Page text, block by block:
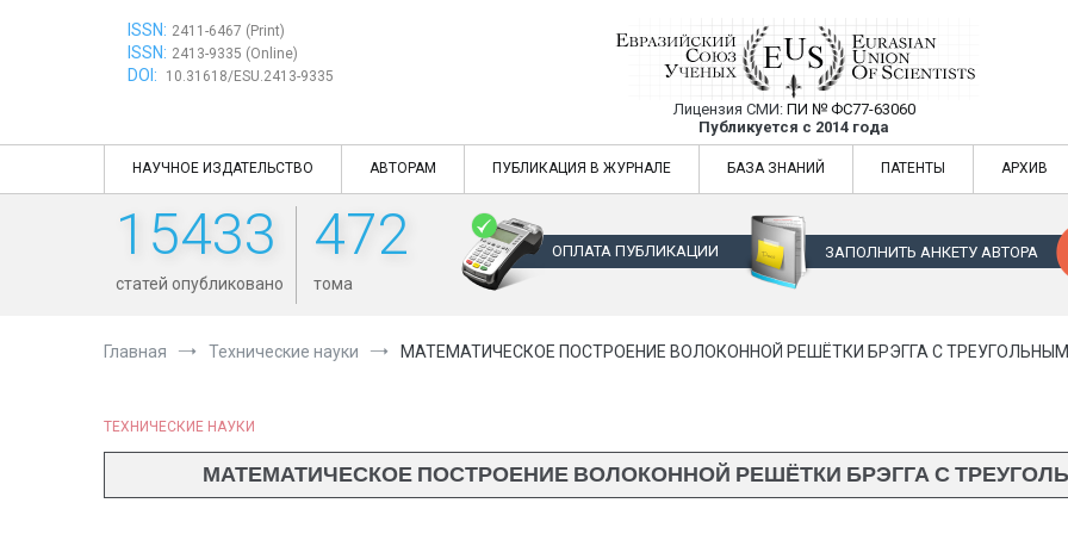
ISSN: 2411-6467 (Print)
ISSN: 2413-9335 (Online)
DOI: 10.31618/ESU.2413-9335
Евразийский Союз Ученых —
Лицензия СМИ: ПИ № ФС77-63060
Публикуется с 2014 года
Евразийский Союз Ученых — публикация научных статей в
НАУЧНОЕ ИЗДАТЕЛЬСТВО АВТОРАМ ПУБЛИКАЦИЯ В ЖУРНАЛЕ БАЗА ЗНАНИЙ ПАТЕНТЫ АРХИВ
15433
статей опубликовано
472
тома
ОПЛАТА ПУБЛИКАЦИИ ЗАПОЛНИТЬ АНКЕТУ АВТОРА
Главная Технические науки МАТЕМАТИЧЕСКОЕ ПОСТРОЕНИЕ ВОЛОКОННОЙ РЕШЁТКИ БРЭГГА С
ТЕХНИЧЕСКИЕ НАУКИ
МАТЕМАТИЧЕСКОЕ ПОСТРОЕНИЕ ВОЛОКОННОЙ РЕШЁТКИ БРЭГГА С